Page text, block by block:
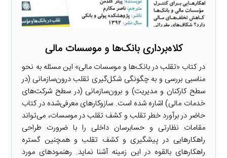
کلاه‌برداری بانک‌ها و موسسات مالی
در کتاب «تقلب در بانک‌ها و موسسات مالی» این مسئله به ‌نحو
مناسبی بررسی و به چگونگی شکل‌گیری تقلب درون‌سازمانی (در
سطح کارکنان و مدیریت) و برون‌سازمانی (در سطح شرکت‌های
خدمات مالی) اشاره شده است. سازوکارهای معرفی‌شده در کتاب
حاضر در برآورد خطر تقلب و کشف تقلب در موسسات، می‌تواند
مقامات نظارتی و حسابرسان داخلی را با ضرورت طراحی
راهکارهایی در پیشگیری و کشف تقلب و همچنین گستره
راهکارهای بالقوه در این زمینه آشنا نماید. رهنمودهای مورد